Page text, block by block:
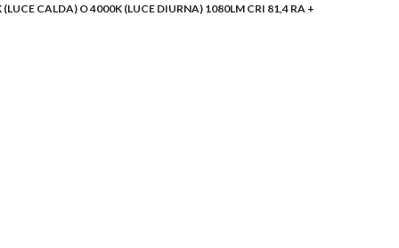
CALDA) O 4000K (LUCE DIURNA) 1080LM CRI 81,4 RA +